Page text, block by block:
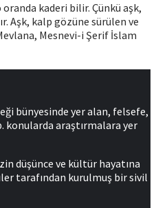
kaderi bilir. Çünkü aşk,
Aşk, kalp gözüne sürülen ve
Mesnevi-i Şerif İslam
bünyesinde yer alan, felsefe,
araştırmalara yer
düşünce ve kültür hayatına
tarafından kurulmuş bir sivil